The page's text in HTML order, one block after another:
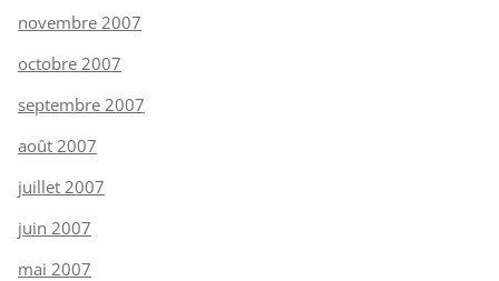
novembre 2007
octobre 2007
septembre 2007
août 2007
juillet 2007
juin 2007
mai 2007